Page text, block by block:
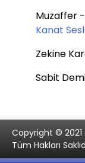
Muzaffer -
Kanat
Zekine
Sabit
Copyright © 2021
Tüm Hakları